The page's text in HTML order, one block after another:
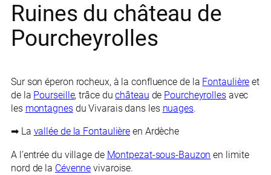
Ruines du château de
Pourcheyrolles
Sur son éperon rocheux, à la confluence de la Fontaulière et
de la Pourseille, trâce duchâteau de Pourcheyrollesavec
les montagnesdu Vivarais dans les nuages.
➡ La vallée de la Fontaulière en Ardèche
A l’entrée du village de Montpezat-sous-Bauzon en limite
nord de la Cévenne vivaroise.